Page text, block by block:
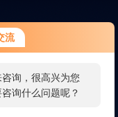
流
询，很高兴为您
询什么问题呢？
久了，是否找到
以直接在线与我